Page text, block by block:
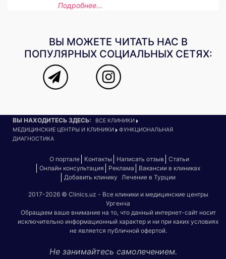
Подробнее...
ВЫ МОЖЕТЕ ЧИТАТЬ НАС В
ПОПУЛЯРНЫХ СОЦИАЛЬНЫХ СЕТЯХ:
ВЫ НАХОДИТЕСЬ ЗДЕСЬ:
ВСЕ КЛИНИКИ
МЕДИЦИНСКИЕ ЦЕНТРЫ И КЛИНИКИ
ФУНКЦИОНАЛЬНАЯ
ДИАГНОСТИКА
О портале Контакты Написать отзыв
Статьи
Онлайн консультация
Реклама
Вакансии в клиниках
Добавить клинику Лечение в Турции
2017-2026 © Clinics.uz - Все клиники и медицинские центры
Ургенча
Обращаем ваше внимание на то, что данный интернет-сайт носит
исключительно информационный характер и ни при каких условиях
не является публичной офертой.
Не занимайтесь самолечением.